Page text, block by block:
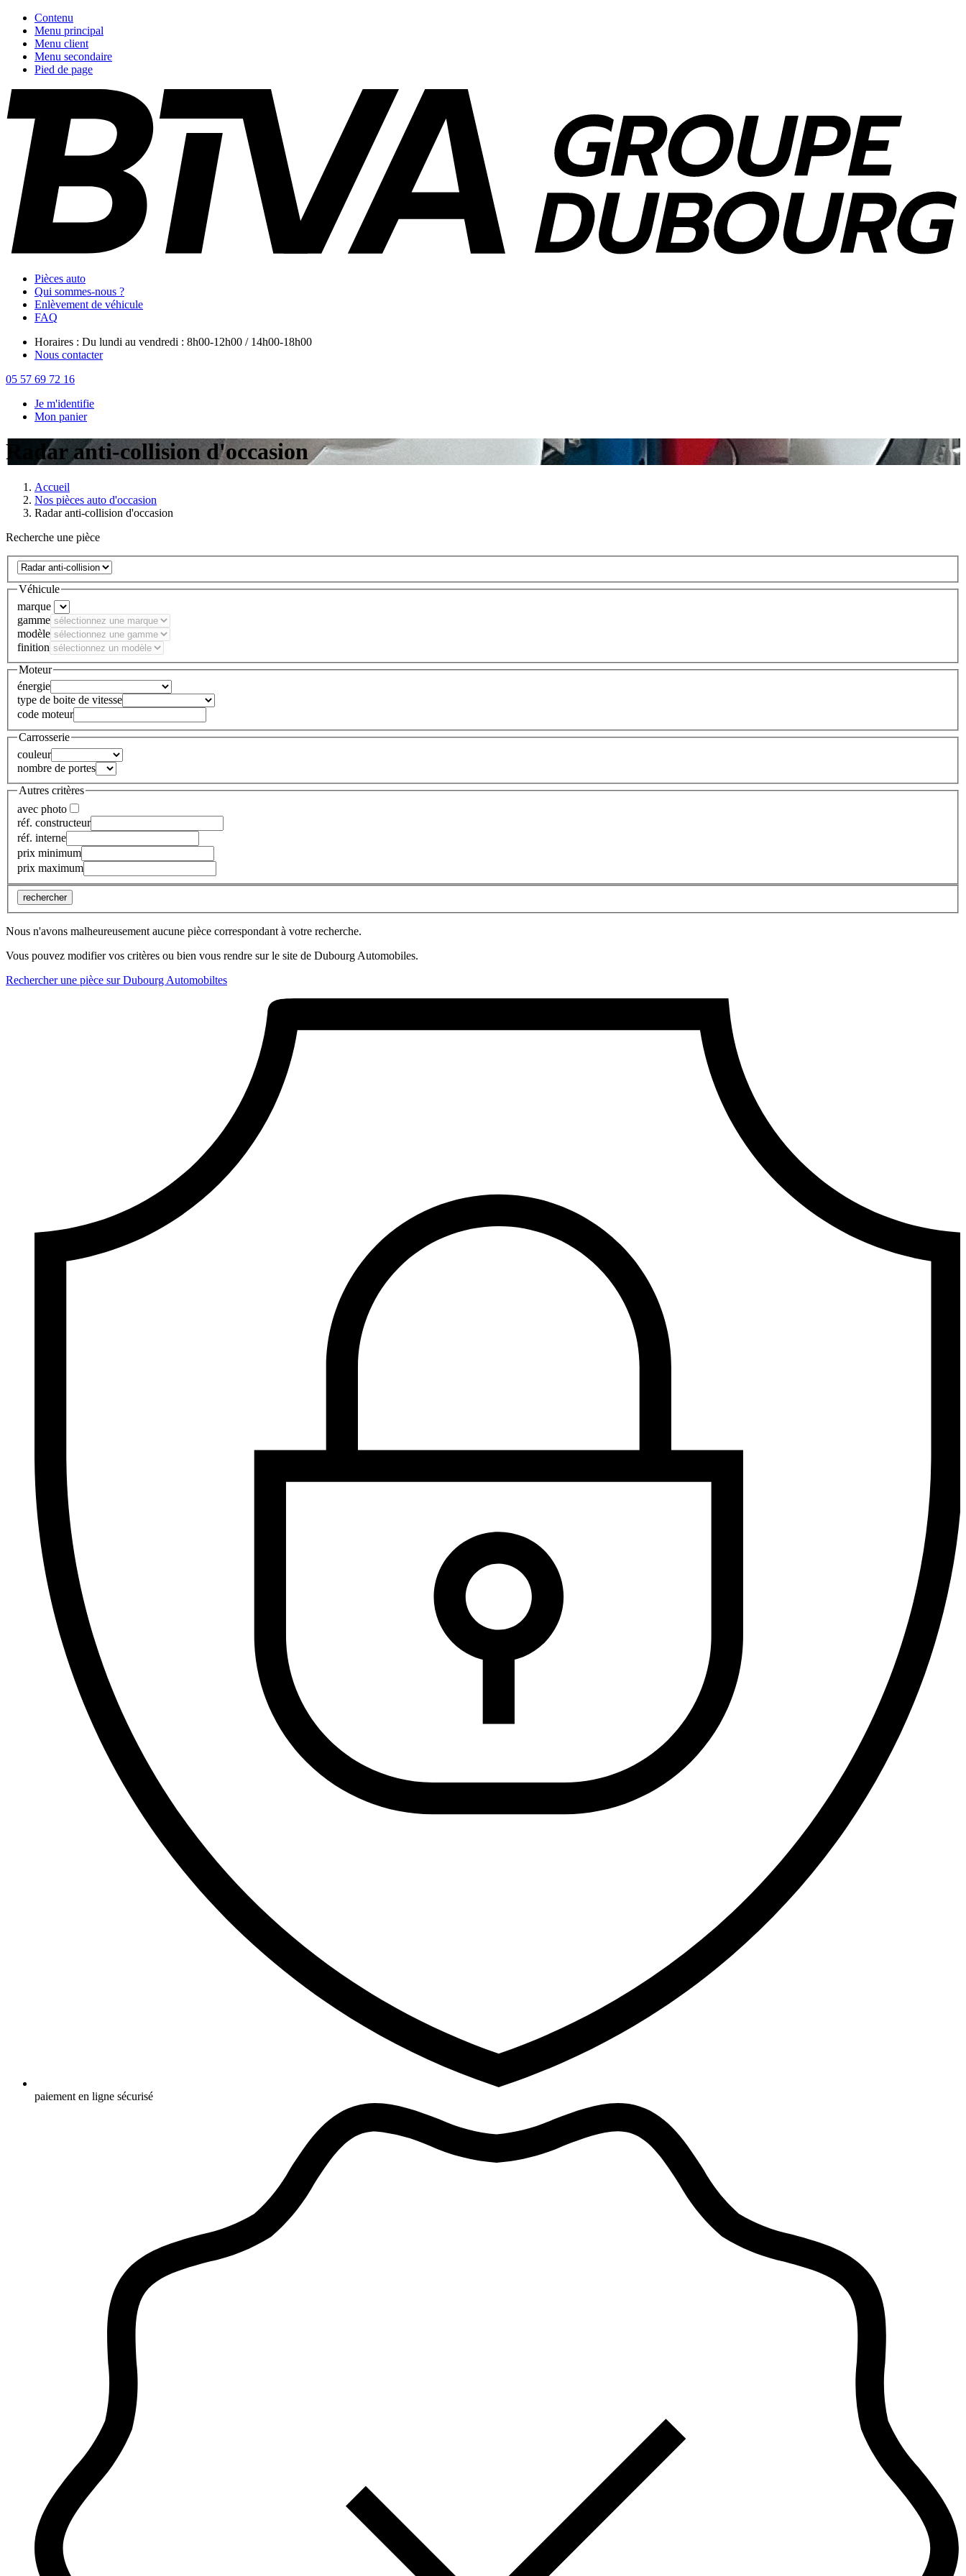
Contenu
Menu principal
Menu client
Menu secondaire
Pied de page
Pièces auto
Qui sommes-nous ?
Enlèvement de véhicule
FAQ
Horaires : Du lundi au vendredi : 8h00-12h00 / 14h00-18h00
Nous contacter
05 57 69 72 16
Je m'identifie
Mon panier
Radar anti-collision d'occasion
Accueil
Nos pièces auto d'occasion
Radar anti-collision d'occasion
Recherche une pièce
Véhicule
marque
gamme
modèle
finition
Moteur
énergie
type de boite de vitesse
code moteur
Carrosserie
couleur
nombre de portes
Autres critères
avec photo
réf. constructeur
réf. interne
prix minimum
prix maximum
rechercher
Nous n'avons malheureusement aucune pièce correspondant à votre recherche.
Vous pouvez modifier vos critères ou bien vous rendre sur le site de Dubourg Automobiles.
Rechercher une pièce sur Dubourg Automobiltes
paiement en ligne sécurisé